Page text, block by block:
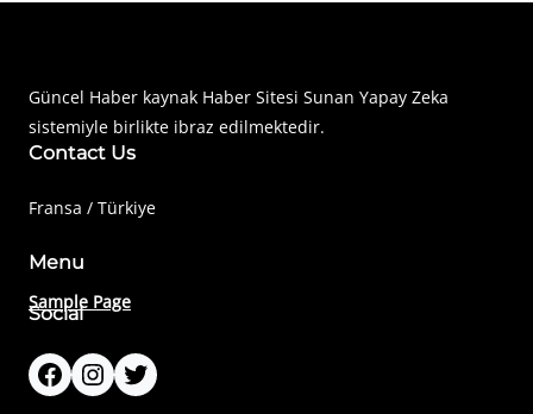
Güncel Haber kaynak Haber Sitesi Sunan Yapay Zeka
sistemiyle birlikte ibraz edilmektedir.
Contact Us
Fransa / Türkiye
Menu
Sample Page
Social
Facebook Instagram Twitter